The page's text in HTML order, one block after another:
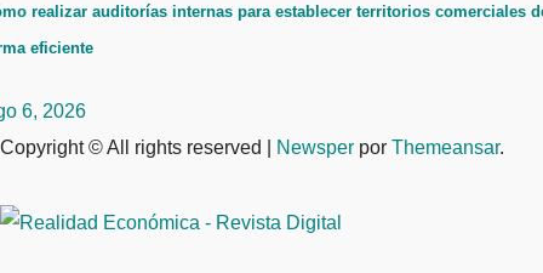
realizar auditorías internas para establecer territorios comerciales
eficiente
6, 2026
Copyright © All rights reserved
Newsper por Themeansar.